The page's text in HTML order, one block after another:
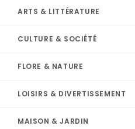
ARTS & LITTÉRATURE
CULTURE & SOCIÉTÉ
FLORE & NATURE
LOISIRS & DIVERTISSEMENT
MAISON & JARDIN